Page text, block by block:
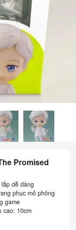
Promised
dễ dàng
phục mô phỏng
game
cao: 10cm